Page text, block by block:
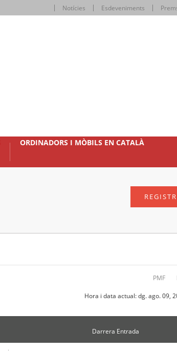
Notícies Esdeveniments
ORDINADORS I MÒBILS EN CATALÀ
PMF
Hora i data actual: dg. ago. 09,
Darrera Entrada